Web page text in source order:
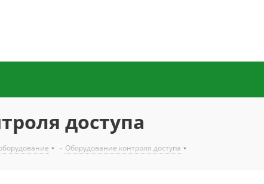
доступа
- Оборудование контроля доступа